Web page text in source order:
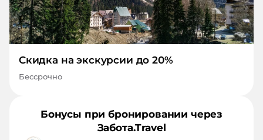
Скидка на экскурсии до 20%
Бессрочно
Бонусы при бронировании через
Забота.Travel